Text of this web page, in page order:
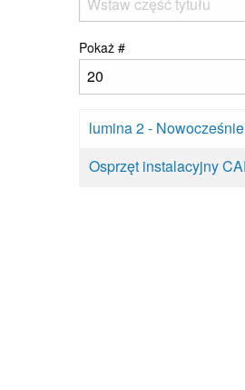
Pokaż #
lumina 2 -
Osprzęt instalacyjny